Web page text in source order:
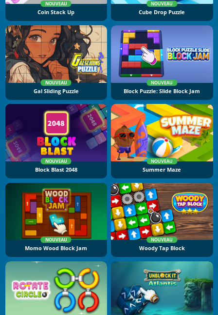
NOUVEAU
Coin Stack Up
NOUVEAU
Cube Drop Puzzle
NOUVEAU
Gal Sliding Puzzle
NOUVEAU
Block Puzzle: Slide Block Jam
NOUVEAU
Block Blast 2048
NOUVEAU
Summer Maze
NOUVEAU
Momo Wood Block Jam
NOUVEAU
Woody Tap Block